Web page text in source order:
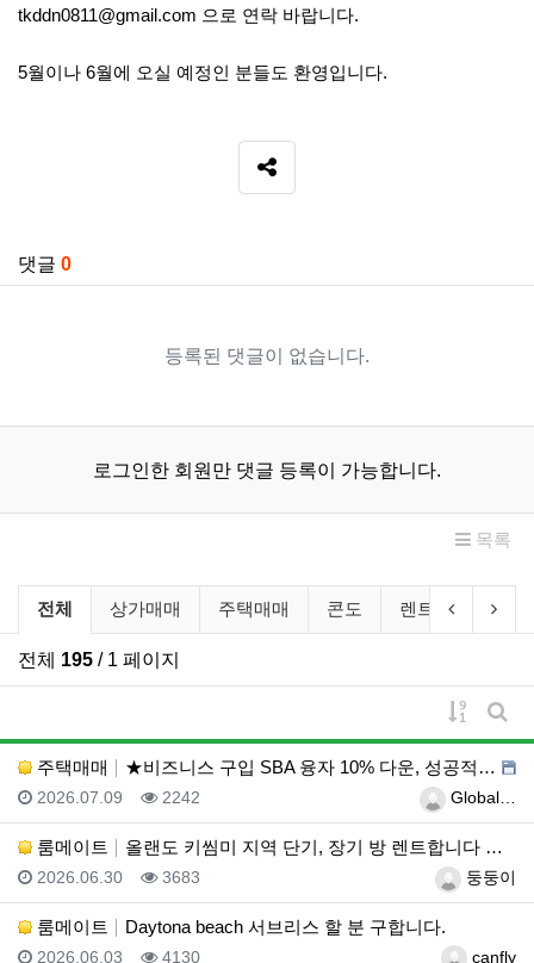
tkddn0811@gmail.com 으로 연락 바랍니다.
5월이나 6월에 오실 예정인 분들도 환영입니다.
SNS 공유
댓글 0
등록된 댓글이 없습니다.
로그인한 회원만 댓글 등록이 가능합니다.
목록
부동산/렌트 분류 목록
전체 상가매매 주택매매 콘도 렌트 룸메이
이전 분류
다
전체 195 / 1 페이지
게시물
게
주택매매
★비즈니스 구입 SBA 융자 10% 다운, 성공적인 비…
등록자Global…
등록일
2026.07.09 조회
2242
룸메이트 올랜도 키씸미 지역 단기, 장기 방 렌트합니다 연락주세…
등록자둥둥이
등록일
2026.06.30 조회
3683
룸메이트 Daytona beach 서브리스 할 분 구합니다.
등록자canfly
등록일
2026.06.03 조회
4130